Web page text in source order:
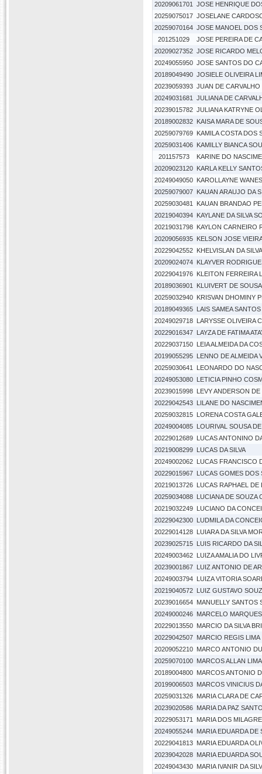
20209061701
JOSE HENRIQUE
20259075017 JOSELANE
20259070164 JOSE MANOEL DOS
201251029
JOSE PEREIRA DE
20209027352 JOSE RICARDO
20249055950 JOSE SANTOS DO
20189049490 JOSIELE OLIVEIRA
20239059393 JUAN DE CARVALHO
20249031681
JULIANA DE
20239015782 JULIANA KATRYNE
20189002832 KAISA MARA DE
20259079769 KAMILA COSTA DOS
20259031406 KAMILLY BIANCA
201157573
KARINE DO
20209023120 KARLA KELLY
20249049050 KAROLLAYNE
20259079007 KAUAN ARAUJO DA
20259030481
KAUAN BRANDAO
20219040394 KAYLANE DA SILVA
20219031798 KAYLON CARNEIRO
20209056935 KELSON JOSE
20229042552 KHELVISLAN DA
20209024074 KLAYVER
20229041976 KLEITON FERREIRA
20189036901
KLUIVERT DE
20259032940 KRISVAN DHOMINY
20189049365 LAIS SAMEA
20249029718 LARYSSE OLIVEIRA
20229016347 LAYZA DE FATIMA
20229037150 LEIA ALMEIDA DA
20199055295 LENNO DE ALMEIDA
20259030641
LEONARDO DO
20249053080 LETICIA PINHO
20239015998 LEVY ANDERSON
20229042543 LILANE DO
20259032815 LORENA COSTA
20249004085 LOURIVAL SOUSA
20229012689 LUCAS ANTONINO
20219008299 LUCAS DA SILVA
20249002062 LUCAS FRANCISCO
20229015967 LUCAS GOMES DOS
20219013726 LUCAS RAPHAEL DE
20259034088 LUCIANA DE SOUZA
20219032249 LUCIANO DA
20229042300 LUDMILA DA
20229014128 LUIARA DA SILVA
20239025715 LUIS RICARDO DA
20249003462 LUIZA AMALIA DO
20239001867 LUIZ ANTONIO DE
20249003794 LUIZA VITORIA
20219040572 LUIZ GUSTAVO
20239016654 MANUELLY SANTOS
20249000246 MARCELO
20229013550 MARCIO DA SILVA
20229042507 MARCIO REGIS LIMA
20209052210 MARCO ANTONIO
20259070100 MARCOS ALLAN
20189004800 MARCOS ANTONIO
20199006503 MARCOS VINICIUS
20259031326 MARIA CLARA DE
20239020586 MARIA DA PAZ
20229053171
MARIA DOS
20249055244 MARIA EDUARDA DE
20229041813 MARIA EDUARDA
20239042028 MARIA EDUARDA
20249043430 MARIA IVANIR DA